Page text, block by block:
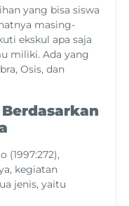
yang bisa siswa
masing-
ekskul apa saja
miliki. Ada yang
Osis, dan
(1997:272),
kegiatan
jenis, yaitu